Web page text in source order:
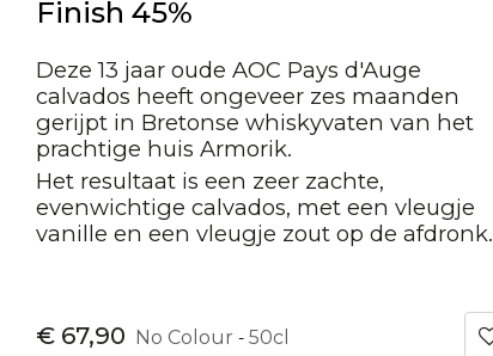
Finish 45%
Deze 13 jaar oude AOC Pays d'Auge
calvados heeft ongeveer zes maanden
gerijpt in Bretonse whiskyvaten van het
prachtige huis Armorik.
Het resultaat is een zeer zachte,
evenwichtige calvados, met een vleugje
vanille en een vleugje zout op de afdronk.
€ 67,90 No Colour - 50cl